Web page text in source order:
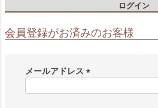
ログイン
会員登録がお済みのお客様
メールアドレス